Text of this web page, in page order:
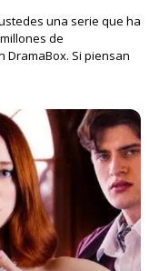
una serie que ha
de
DramaBox. Si piensan